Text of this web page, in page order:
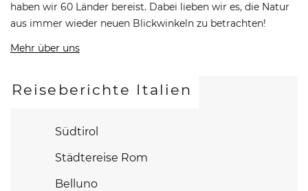
haben wir 60 Länder bereist. Dabei lieben wir es, die Natur
aus immer wieder neuen Blickwinkeln zu betrachten!
Mehr über uns
Reiseberichte Italien
Südtirol
Städtereise Rom
Belluno